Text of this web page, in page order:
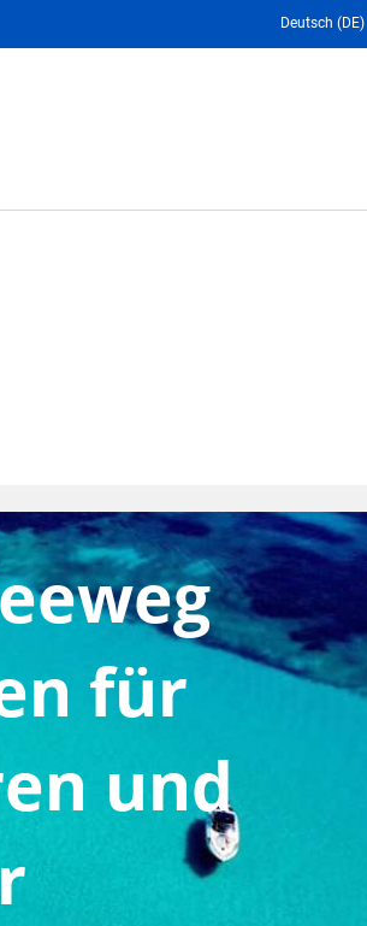
Deutsch (DE)
für
und